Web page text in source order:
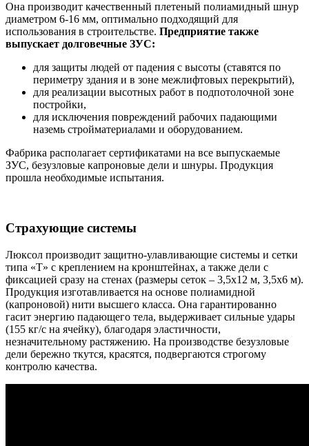
Она производит качественный плетеный полиамидный шнур
диаметром 6-16 мм, оптимально подходящий для
использования в строительстве. Предприятие также
выпускает долговечные ЗУС:
для защиты людей от падения с высоты (ставятся по
периметру здания и в зоне межлифтовых перекрытий),
для реализации высотных работ в подпотолочной зоне
постройки,
для исключения повреждений рабочих падающими
наземь стройматериалами и оборудованием.
Фабрика располагает сертификатами на все выпускаемые
ЗУС, безузловые капроновые дели и шнуры. Продукция
прошла необходимые испытания.
Страхующие системы
Люксол производит защитно-улавливающие системы и сетки
типа «Т» с креплением на кронштейнах, а также дели с
фиксацией сразу на стенах (размеры сеток – 3,5х12 м, 3,5х6 м).
Продукция изготавливается на основе полиамидной
(капроновой) нити высшего класса. Она гарантированно
гасит энергию падающего тела, выдерживает сильные удары
(155 кг/с на ячейку), благодаря эластичности,
незначительному растяжению. На производстве безузловые
дели бережно ткутся, красятся, подвергаются строгому
контролю качества.